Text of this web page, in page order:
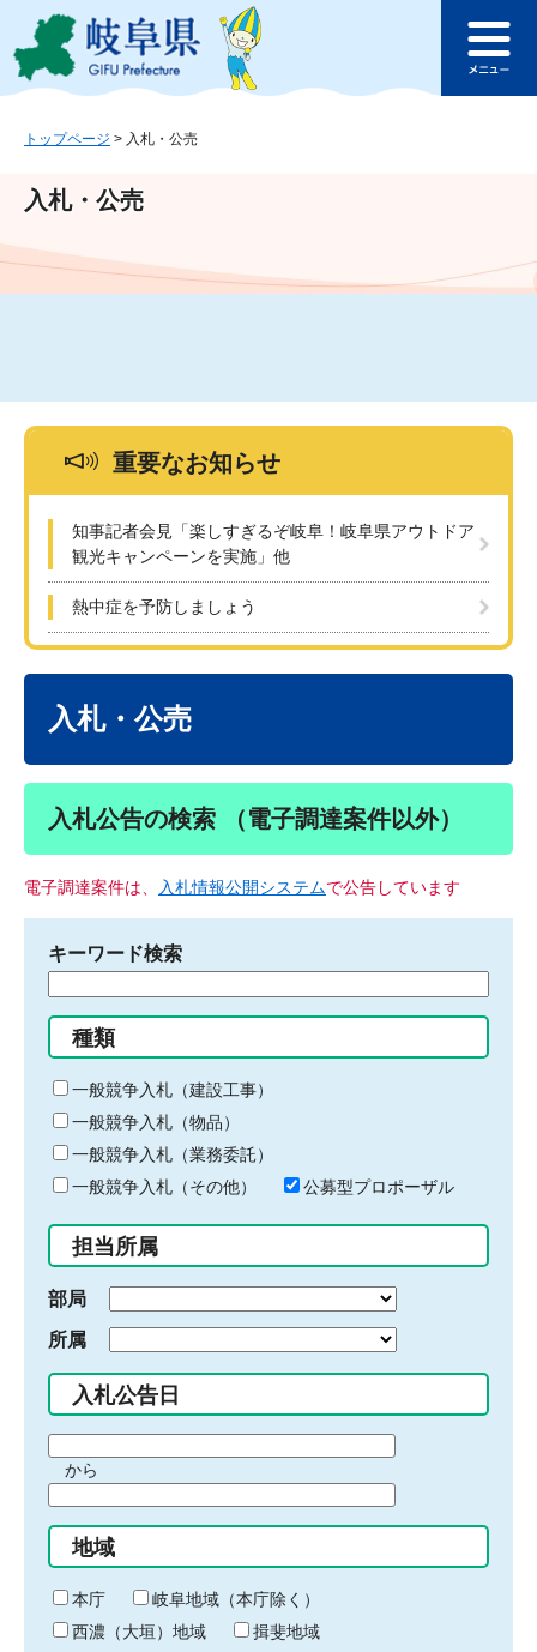
ジ
ュ
文
このページの本文へ
ュ
トップページ > 入札・公売
入札・公売
重要なお知らせ
知事記者会見「楽しすぎるぞ岐阜！岐阜県アウトドア
観光キャンペーンを実施」他
熱中症を予防しましょう
入札・公売
入札公告の検索 （電子調達案件以外）
電子調達案件は、 入札情報公開システムで公告しています
キーワード検索
る
キ
ー
ワ
ー
ド
入
力
種類
一般競争入札（建設工事）
一般競争入札（物品）
一般競争入札（業務委託）
一般競争入札（その他）
公募型プロポーザル
担当所属
部局
所属
入札公告日
間
始
り
から
間
終
わ
り
地域
本庁
岐阜地域（本庁除く）
西濃（大垣）地域
揖斐地域